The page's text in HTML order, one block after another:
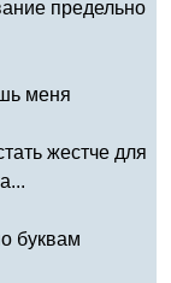
предельно
меня
жестче для
буквам